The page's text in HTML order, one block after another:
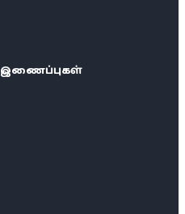
இணைப்புகள்